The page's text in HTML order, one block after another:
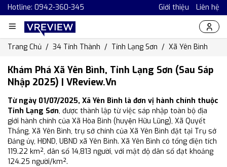
Hotline: 0942-360-345 Giới thiệu Liên hệ
Trang Chủ 34 Tỉnh Thành Tỉnh Lạng Sơn Xã Yên Bình
Khám Phá Xã Yên Bình, Tỉnh Lạng Sơn (Sau Sáp
Nhập 2025) | VReview.vn
Từ ngày 01/07/2025, Xã Yên Bình là đơn vị hành chính thuộc
Tỉnh Lạng Sơn, được thành lập từ việc sáp nhập toàn bộ địa
giới hành chính của Xã Hòa Bình (huyện Hữu Lũng), Xã Quyết
Thắng, Xã Yên Bình, trụ sở chính của Xã Yên Bình đặt tại Trụ sở
Đảng ủy, HĐND, UBND xã Yên Bình. Xã Yên Bình có tổng diện tích
119.22 km², dân số 14,813 người, với mật độ dân số đạt khoảng
124.25 người/km².